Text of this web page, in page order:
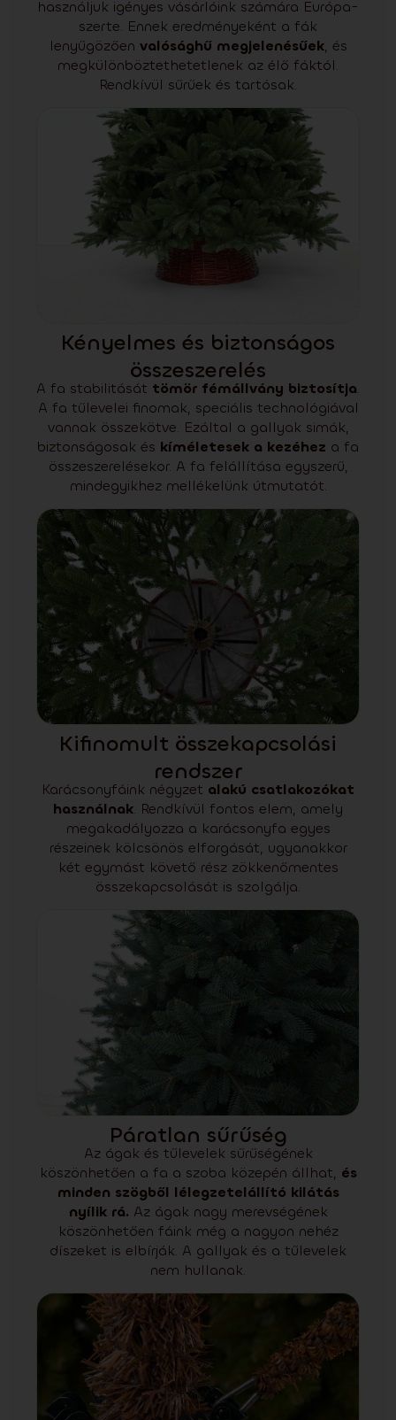
használjuk igényes vásárlóink számára Európa-
szerte. Ennek eredményeként a fák
lenyűgözően valósághű megjelenésűek, és
megkülönböztethetetlenek az élő fáktól.
Rendkívül sűrűek és tartósak.
Kényelmes és biztonságos
összeszerelés
A fa stabilitását tömör fémállvány biztosítja.
A fa tűlevelei finomak, speciális technológiával
vannak összekötve. Ezáltal a gallyak simák,
biztonságosak és kíméletesek a kezéhez a fa
összeszerelésekor. A fa felállítása egyszerű,
mindegyikhez mellékelünk útmutatót.
Kifinomult összekapcsolási
rendszer
Karácsonyfáink négyzet alakú csatlakozókat
használnak. Rendkívül fontos elem, amely
megakadályozza a karácsonyfa egyes
részeinek kölcsönös elforgását, ugyanakkor
két egymást követő rész zökkenőmentes
összekapcsolását is szolgálja.
Páratlan sűrűség
Az ágak és tűlevelek sűrűségének
köszönhetően a fa a szoba közepén állhat, és
minden szögből lélegzetelállító kilátás
nyílik rá. Az ágak nagy merevségének
köszönhetően fáink még a nagyon nehéz
díszeket is elbírják. A gallyak és a tűlevelek
nem hullanak.